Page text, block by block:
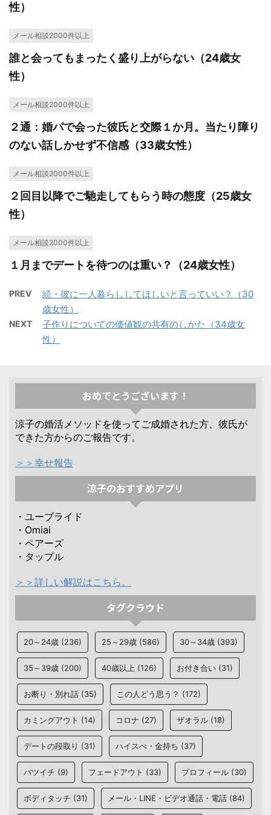
性）
メール相談2000件以上
誰と会ってもまったく盛り上がらない（24歳女
性）
メール相談2000件以上
２通：婚パで会った彼氏と交際１か月。当たり障り
のない話しかせず不信感（33歳女性）
メール相談2000件以上
２回目以降でご馳走してもらう時の態度（25歳女
性）
メール相談2000件以上
１月までデートを待つのは重い？（24歳女性）
PREV
続・彼に一人暮らししてほしいと言っていい？（30
歳女性）
NEXT
子作りについての価値観の共有のしかた（34歳女
性）
おめでとうございます！
涼子の婚活メソッドを使ってご成婚された方、彼氏が
できた方からのご報告です。
＞＞幸せ報告
涼子のおすすめアプリ
・ユーブライド
・Omiai
・ペアーズ
・タップル
＞＞詳しい解説はこちら。
タグクラウド
20～24歳 (236) 25～29歳 (586) 30～34歳 (393)
35～39歳 (200) 40歳以上 (126) お付き合い (31)
お断り・別れ話 (35) この人どう思う？ (172)
カミングアウト (14) コロナ (27) ザオラル (18)
デートの段取り (31) ハイスぺ・金持ち (37)
バツイチ (9) フェードアウト (33) プロフィール (30)
ボディタッチ (31) メール・LINE・ビデオ通話・電話 (84)